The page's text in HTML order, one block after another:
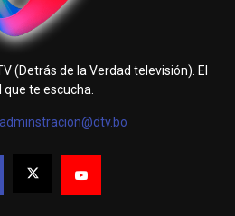
(Detrás de la Verdad televisión). El
que te escucha.
adminstracion@dtv.bo